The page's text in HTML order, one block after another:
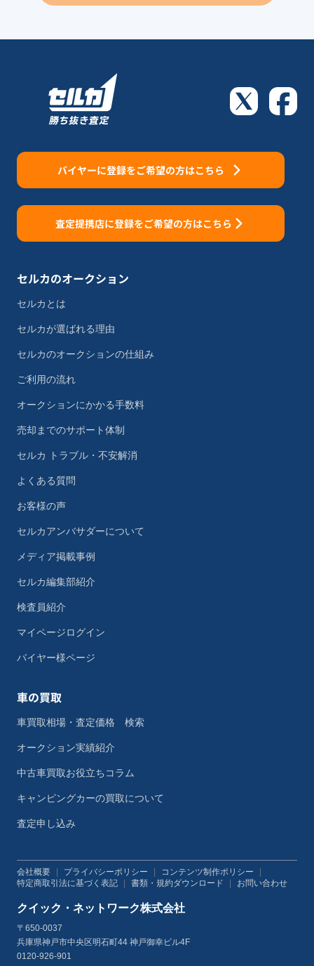
バイヤーに登録をご希望の方はこちら
査定提携店に登録をご希望の方はこちら
セルカのオークション
セルカとは
セルカが選ばれる理由
セルカのオークションの仕組み
ご利用の流れ
オークションにかかる手数料
売却までのサポート体制
セルカ トラブル・不安解消
よくある質問
お客様の声
セルカアンバサダーについて
メディア掲載事例
セルカ編集部紹介
検査員紹介
マイページログイン
バイヤー様ページ
車の買取
車買取相場・査定価格 検索
オークション実績紹介
中古車買取お役立ちコラム
キャンピングカーの買取について
査定申し込み
会社概要 プライバシーポリシー コンテンツ制作ポリシー
特定商取引法に基づく表記
書類・規約ダウンロード お問い合わせ
クイック・ネットワーク株式会社
〒650-0037
兵庫県神戸市中央区明石町44 神戸御幸ビル4F
0120-926-901